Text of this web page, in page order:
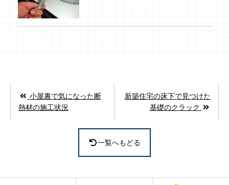
小屋裏で気になった断
熱材の施工状況
新築住宅の床下で見つけた
基礎のクラック
一覧へもどる